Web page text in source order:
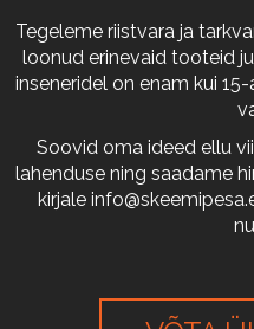
Tegeleme riistvara ja
loonud erinevaid tooteid
inseneridel on enam kui
Soovid oma ideed ellu
lahenduse ning saadame
kirjale